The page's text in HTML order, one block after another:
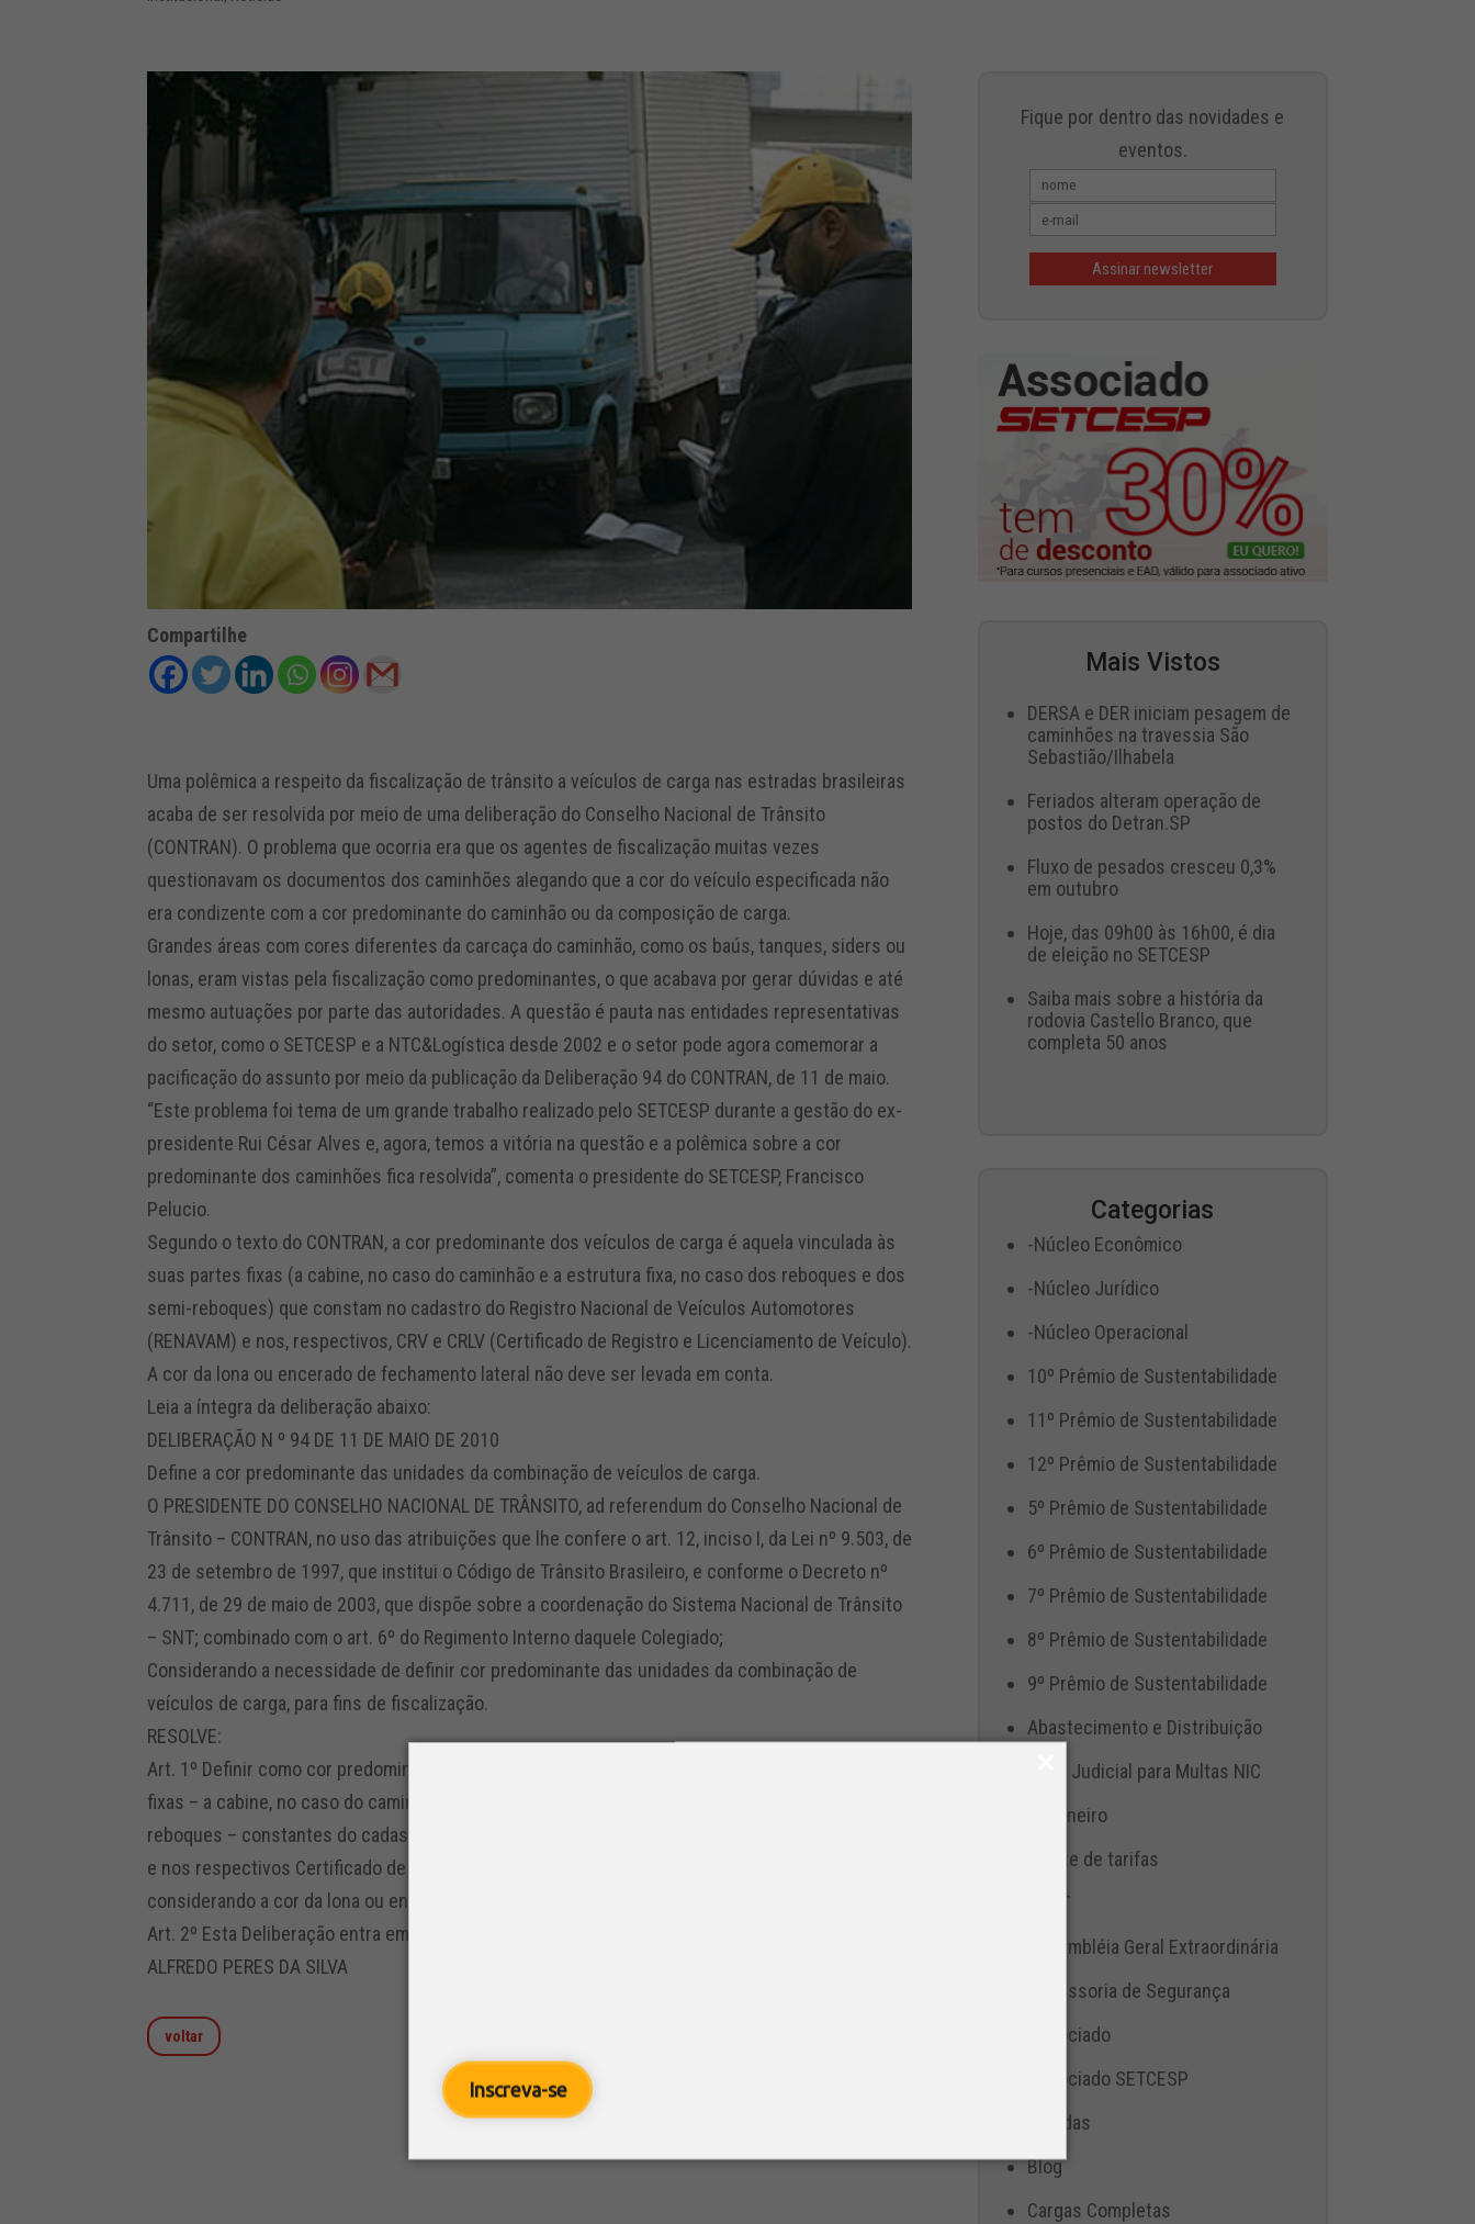
Inscreva-se
Compartilhe
Uma polêmica a respeito da fiscalização de trânsito a veículos de carga nas estradas brasileiras
acaba de ser resolvida por meio de uma deliberação do Conselho Nacional de Trânsito
(CONTRAN). O problema que ocorria era que os agentes de fiscalização muitas vezes
questionavam os documentos dos caminhões alegando que a cor do veículo especificada não
era condizente com a cor predominante do caminhão ou da composição de carga.
Grandes áreas com cores diferentes da carcaça do caminhão, como os baús, tanques, siders ou
lonas, eram vistas pela fiscalização como predominantes, o que acabava por gerar dúvidas e até
mesmo autuações por parte das autoridades. A questão é pauta nas entidades representativas
do setor, como o SETCESP e a NTC&Logística desde 2002 e o setor pode agora comemorar a
pacificação do assunto por meio da publicação da Deliberação 94 do CONTRAN, de 11 de maio.
“Este problema foi tema de um grande trabalho realizado pelo SETCESP durante a gestão do ex-
presidente Rui César Alves e, agora, temos a vitória na questão e a polêmica sobre a cor
predominante dos caminhões fica resolvida”, comenta o presidente do SETCESP, Francisco
Pelucio.
Segundo o texto do CONTRAN, a cor predominante dos veículos de carga é aquela vinculada às
suas partes fixas (a cabine, no caso do caminhão e a estrutura fixa, no caso dos reboques e dos
semi-reboques) que constam no cadastro do Registro Nacional de Veículos Automotores
(RENAVAM) e nos, respectivos, CRV e CRLV (Certificado de Registro e Licenciamento de Veículo).
A cor da lona ou encerado de fechamento lateral não deve ser levada em conta.
Leia a íntegra da deliberação abaixo:
DELIBERAÇÃO N º 94 DE 11 DE MAIO DE 2010
Define a cor predominante das unidades da combinação de veículos de carga.
O PRESIDENTE DO CONSELHO NACIONAL DE TRÂNSITO, ad referendum do Conselho Nacional de
Trânsito – CONTRAN, no uso das atribuições que lhe confere o art. 12, inciso I, da Lei nº 9.503, de
23 de setembro de 1997, que institui o Código de Trânsito Brasileiro, e conforme o Decreto nº
4.711, de 29 de maio de 2003, que dispõe sobre a coordenação do Sistema Nacional de Trânsito
– SNT; combinado com o art. 6º do Regimento Interno daquele Colegiado;
Considerando a necessidade de definir cor predominante das unidades da combinação de
veículos de carga, para fins de fiscalização.
RESOLVE:
Art. 1º Definir como cor predominante dos veículos de carga aquela vinculada às suas partes
fixas – a cabine, no caso do caminhão, a estrutura fixa, no caso dos reboques e dos semi-
reboques – constantes do cadastro no Registro Nacional de Veículos Automotores – RENAVAM
e nos respectivos Certificado de Registro e Licenciamento de Veículo – CRV, não se
considerando a cor da lona ou encerado de fechamento lateral.
Art. 2º Esta Deliberação entra em vigor na data de sua publicação.
ALFREDO PERES DA SILVA
voltar
Fique por dentro das novidades e
eventos.
Mais Vistos
DERSA e DER iniciam pesagem de
caminhões na travessia São
Sebastião/Ilhabela
Feriados alteram operação de
postos do Detran.SP
Fluxo de pesados cresceu 0,3%
em outubro
Hoje, das 09h00 às 16h00, é dia
de eleição no SETCESP
Saiba mais sobre a história da
rodovia Castello Branco, que
completa 50 anos
Categorias
-Núcleo Econômico
-Núcleo Jurídico
-Núcleo Operacional
10º Prêmio de Sustentabilidade
11º Prêmio de Sustentabilidade
12º Prêmio de Sustentabilidade
5º Prêmio de Sustentabilidade
6º Prêmio de Sustentabilidade
7º Prêmio de Sustentabilidade
8º Prêmio de Sustentabilidade
9º Prêmio de Sustentabilidade
Abastecimento e Distribuição
Ação Judicial para Multas NIC
Aduaneiro
Ajuste de tarifas
ANTT
Assembléia Geral Extraordinária
Assessoria de Segurança
Associado
Associado SETCESP
Bebidas
Blog
Cargas Completas